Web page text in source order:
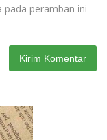
pada peramban ini